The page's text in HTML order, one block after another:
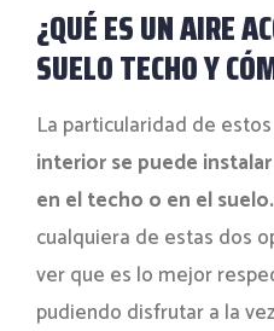
¿QUÉ ES UN AIRE
SUELO TECHO Y
La particularidad de estos
interior se puede
en el techo o en el suelo.
cualquiera de estas dos
ver que es lo mejor
pudiendo disfrutar a la